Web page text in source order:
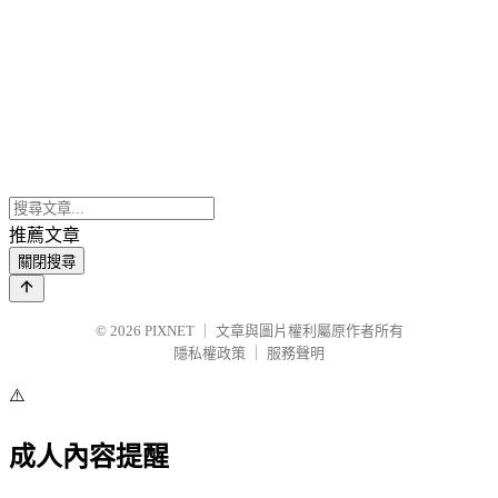
推薦文章
關閉搜尋
© 2026 PIXNET
文章與圖片權利屬原作者所有
隱私權政策
服務聲明
⚠️
成人內容提醒